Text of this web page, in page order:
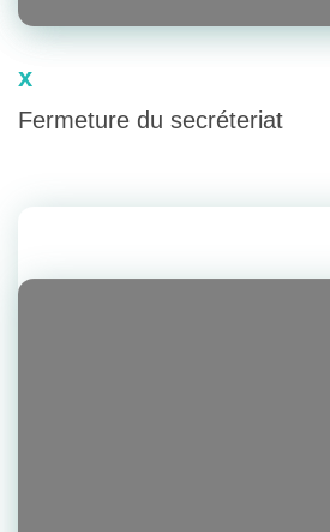
x
Fermeture du secréteriat